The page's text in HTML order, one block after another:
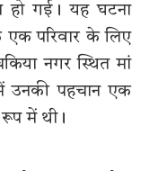
हो गई। यह घटना
एक परिवार के लिए
नगर स्थित मां
उनकी पहचान एक
में थी।